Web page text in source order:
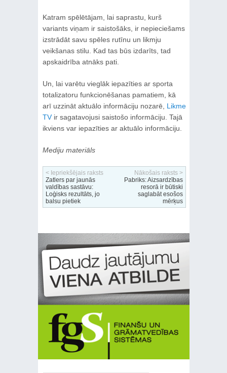
Katram spēlētājam, lai saprastu, kurš
variants viņam ir saistošāks, ir nepieciešams
izstrādāt savu spēles rutīnu un likmju
veikšanas stilu. Kad tas būs izdarīts, tad
apskaidrība atnāks pati.
Un, lai varētu vieglāk iepazīties ar sporta
totalizatoru funkcionēšanas pamatiem, kā
arī uzzināt aktuālo informāciju nozarē, Likme
TVir sagatavojusi saistošo informāciju. Tajā
ikviens var iepazīties ar aktuālo informāciju.
Mediju materiāls
< Iepriekšējais raksts
Zatlers par jaunās
valdības sastāvu:
Loģisks rezultāts, jo
balsu pietiek
Nākošais raksts >
Pabriks: Aizsardzības
resorā ir būtiski
saglabāt esošos
mērķus